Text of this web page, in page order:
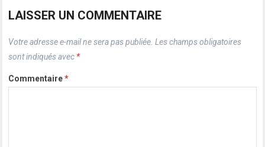
LAISSER UN COMMENTAIRE
Votre adresse e-mail ne sera pas publiée. Les champs obligatoires
sont indiqués avec *
Commentaire*